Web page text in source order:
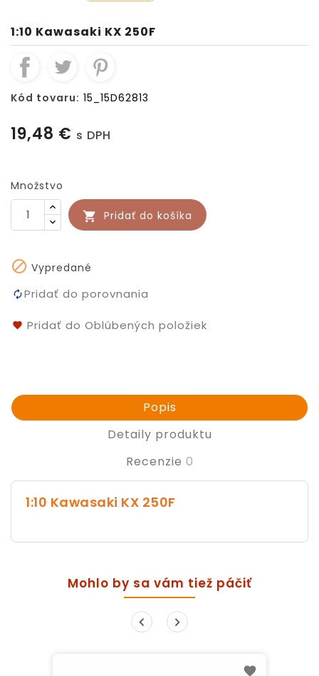
1:10 Kawasaki KX 250F
Kód tovaru: 15_15D62813
19,48 € s DPH
Množstvo
 Pridať do košíka
 Vypredané
Pridať do porovnania
Pridať do Oblúbených položiek
Popis
Detaily produktu
Recenzie 0
1:10 Kawasaki KX 250F
Mohlo by sa vám tiež páčiť